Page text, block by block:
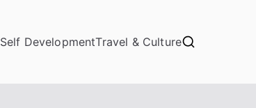
Self DevelopmentTravel & Culture